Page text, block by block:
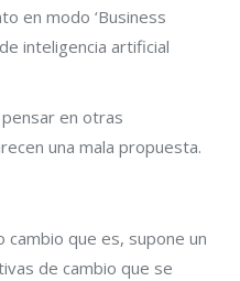
en modo ‘Business
inteligencia artificial
en otras
una mala propuesta.
cambio que es, supone un
de cambio que se